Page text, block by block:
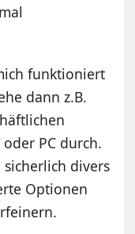
funktioniert
dann z.B.
PC durch.
divers
Optionen